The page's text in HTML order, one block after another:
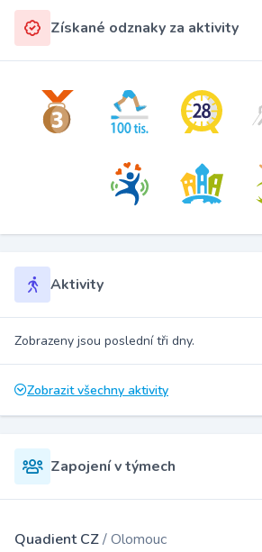
Získané odznaky za aktivity
Aktivity
Zobrazeny jsou poslední tři dny.
Zobrazit všechny aktivity
Zapojení v týmech
Quadient CZ/ Olomouc